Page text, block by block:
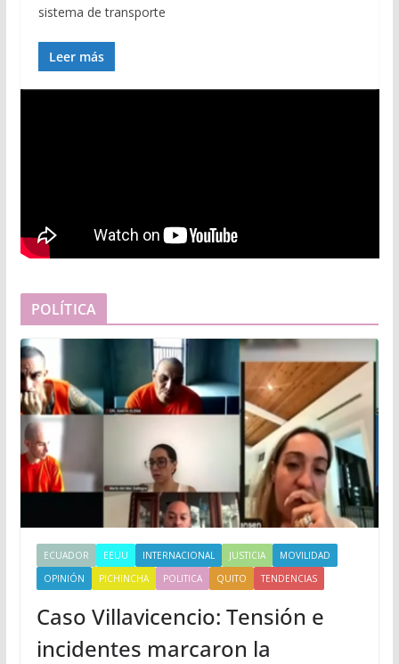
sistema de transporte
Leer más
POLÍTICA
ECUADOR EEUU INTERNACIONAL JUSTICIA
MOVILIDAD
OPINIÓN
PICHINCHA POLITICA QUITO TENDENCIAS
Caso Villavicencio: Tensión e
incidentes marcaron la